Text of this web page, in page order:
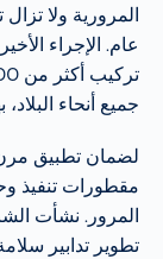
المرورية ولا
عام. الإجراء
جميع أنحاء
لضمان تطبيق
مقطورات تنفيذ
المرور. نشأت
تطوير تدابير